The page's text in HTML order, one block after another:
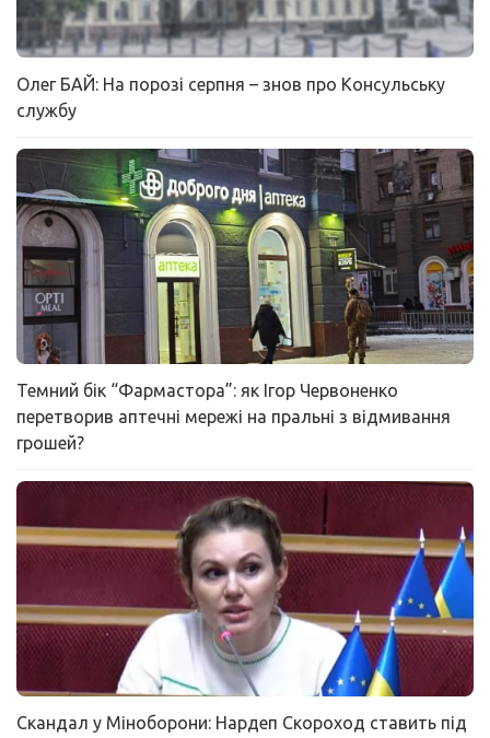
Олег БАЙ: На порозі серпня – знов про Консульську
службу
Темний бік “Фармастора”: як Ігор Червоненко
перетворив аптечні мережі на пральні з відмивання
грошей?
Скандал у Міноборони: Нардеп Скороход ставить під